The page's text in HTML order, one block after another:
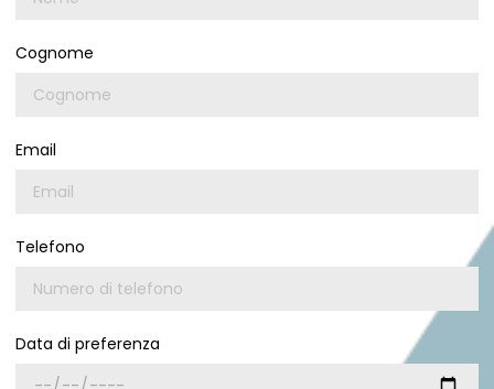
Cognome
Email
Telefono
Data di preferenza